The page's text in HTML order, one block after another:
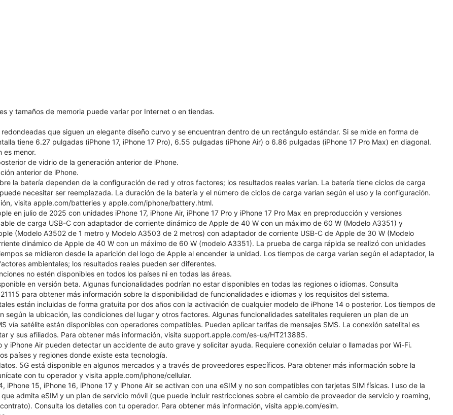
y tamaños de memoria puede variar por Internet o en tiendas.
que siguen un elegante diseño curvo y se encuentran dentro de un rectángulo estándar. Si se mide en forma de
tiene 6.27 pulgadas (iPhone 17, iPhone 17 Pro), 6.55 pulgadas (iPhone Air) o 6.86 pulgadas (iPhone 17 Pro Max) en diagonal.
es menor.
de vidrio de la generación anterior de iPhone.
anterior de iPhone.
la batería dependen de la configuración de red y otros factores; los resultados reales varían. La batería tiene ciclos de carga
necesitar ser reemplazada. La duración de la batería y el número de ciclos de carga varían según el uso y la configuración.
visita apple.com/batteries y apple.com/iphone/battery.html.
en julio de 2025 con unidades iPhone 17, iPhone Air, iPhone 17 Pro y iPhone 17 Pro Max en preproducción y versiones
de carga USB-C con adaptador de corriente dinámico de Apple de 40 W con un máximo de 60 W (Modelo A3351) y
(Modelo A3502 de 1 metro y Modelo A3503 de 2 metros) con adaptador de corriente USB-C de Apple de 30 W (Modelo
dinámico de Apple de 40 W con un máximo de 60 W (modelo A3351). La prueba de carga rápida se realizó con unidades
se midieron desde la aparición del logo de Apple al encender la unidad. Los tiempos de carga varían según el adaptador, la
ambientales; los resultados reales pueden ser diferentes.
no estén disponibles en todos los países ni en todas las áreas.
en versión beta. Algunas funcionalidades podrían no estar disponibles en todas las regiones o idiomas. Consulta
para obtener más información sobre la disponibilidad de funcionalidades e idiomas y los requisitos del sistema.
están incluidas de forma gratuita por dos años con la activación de cualquier modelo de iPhone 14 o posterior. Los tiempos de
según la ubicación, las condiciones del lugar y otros factores. Algunas funcionalidades satelitales requieren un plan de un
vía satélite están disponibles con operadores compatibles. Pueden aplicar tarifas de mensajes SMS. La conexión satelital es
y sus afiliados. Para obtener más información, visita support.apple.com/es-us/HT213885.
y iPhone Air pueden detectar un accidente de auto grave y solicitar ayuda. Requiere conexión celular o llamadas por Wi-Fi.
países y regiones donde existe esta tecnología.
5G está disponible en algunos mercados y a través de proveedores específicos. Para obtener más información sobre la
con tu operador y visita apple.com/iphone/cellular.
iPhone 15, iPhone 16, iPhone 17 y iPhone Air se activan con una eSIM y no son compatibles con tarjetas SIM físicas. l uso de la
admita eSIM y un plan de servicio móvil (que puede incluir restricciones sobre el cambio de proveedor de servicio y roaming,
Consulta los detalles con tu operador. Para obtener más información, visita apple.com/esim.